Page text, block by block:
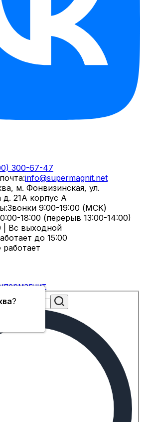
300-67-47
info@supermagnit.net
м. Фонвизинская, ул.
21А корпус А
Звонки 9:00-19:00 (МСК)
18:00 (перерыв 13:00-14:00)
| Вс выходной
до 15:00
?